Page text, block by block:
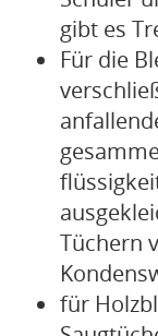
gibt es
Für die
Tüchern
für